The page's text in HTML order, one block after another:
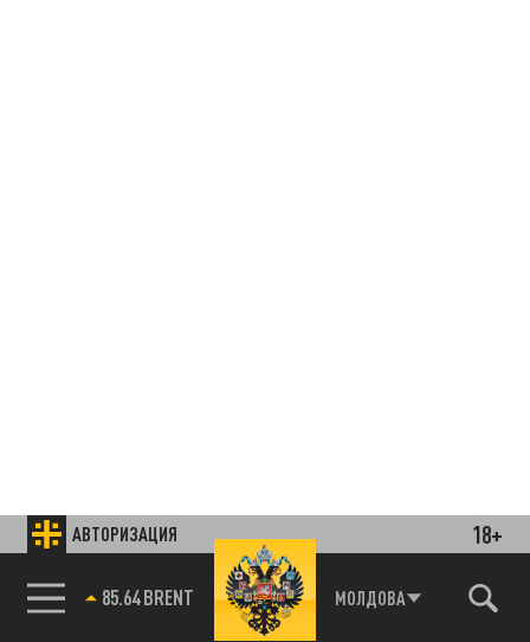
АВТОРИЗАЦИЯ 18+
85.64 BRENT МОЛДОВА